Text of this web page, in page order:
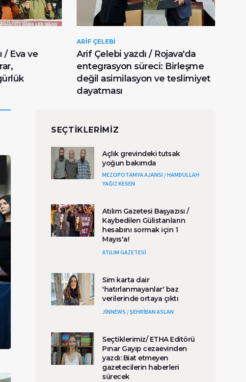
/ Eva ve
ARIF ÇELEBI
Arif Çelebi yazdı / Rojava'da
entegrasyon süreci: Birleşme
değil asimilasyon ve teslimiyet
dayatması
SEÇTIKLERIMIZ
Açlık grevindeki tutsak
yoğun bakımda
MEZOPOTAMYA AJANSI / HAMDULLAH
YAĞIZ KESEN
Atılım Gazetesi Başyazısı /
Kaybedilen Gülistanların
hesabını sormak için 1
Mayıs'a!
ATILIM GAZETESİ
Sim karta dair
'hatırlanmayanlar' baz
verilerinde ortaya çıktı
JİNNEWS / ŞEHRİBAN ASLAN
Seçtiklerimiz/ ETHA Editörü
Pınar Gayıp cezaevinden
yazdı: Biat etmeyen
gazetecilerin haberleri
sürecek